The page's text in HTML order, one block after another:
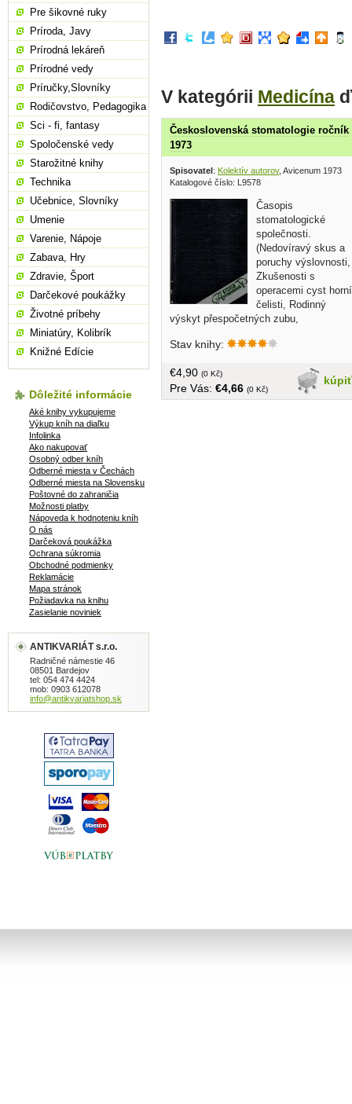
V kategórii Medicína
Československá stomatologie ročník
1973
Spisovatel: Kolektív autorov, Avicenum 1973
Katalogové číslo: L9578
Časopis
stomatologické
společnosti.
(Nedovíravý skus a
poruchy výslovnosti,
Zkušenosti s
operacemi cyst horní
čelisti, Rodinný
výskyt přespočetných zubu,
češtine, bez obalu, tvrdá väzba, väčší
Stav knihy:
kúpiť
€4,90 (0 Kč)
Pre Vás: €4,66 (0 Kč)
Pre šikovné ruky
Príroda, Javy
Prírodná lekáreň
Prírodné vedy
Príručky,Slovníky
Rodičovstvo, Pedagogika
Sci - fi, fantasy
Spoločenské vedy
Starožitné knihy
Technika
Učebnice, Slovníky
Umenie
Varenie, Nápoje
Zabava, Hry
Zdravie, Šport
Darčekové poukážky
Životné príbehy
Miniatúry, Kolibrík
Knižné Edície
Dôležité informácie
Aké knihy vykupujeme
Výkup kníh na diaľku
Infolinka
Ako nakupovať
Osobný odber kníh
Odberné miesta v Čechách
Odberné miesta na Slovensku
Poštovné do zahraničia
Možnosti platby
Nápoveda k hodnoteniu kníh
O nás
Darčeková poukážka
Ochrana súkromia
Obchodné podmienky
Reklamácie
Mapa stránok
Požiadavka na knihu
Zasielanie noviniek
ANTIKVARIÁT s.r.o.
Radničné námestie 46
08501 Bardejov
tel: 054 474 4424
mob: 0903 612078
info@antikvariatshop.sk